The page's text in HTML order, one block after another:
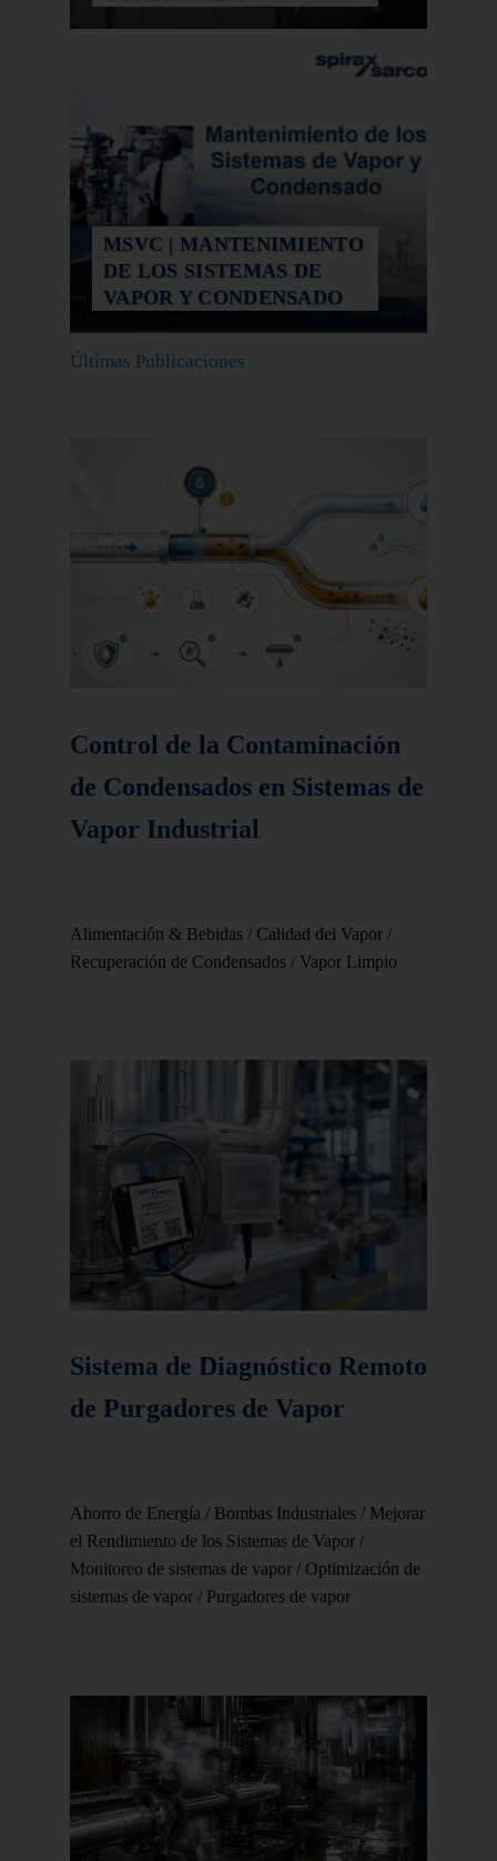
MSVC | MANTENIMIENTO
DE LOS SISTEMAS DE
VAPOR Y CONDENSADO
Últimas Publicaciones
Control de la Contaminación
de Condensados en Sistemas de
Vapor Industrial
Alimentación & Bebidas / Calidad del Vapor /
Recuperación de Condensados / Vapor Limpio
Sistema de Diagnóstico Remoto
de Purgadores de Vapor
Ahorro de Energía / Bombas Industriales / Mejorar
el Rendimiento de los Sistemas de Vapor /
Monitoreo de sistemas de vapor / Optimización de
sistemas de vapor / Purgadores de vapor